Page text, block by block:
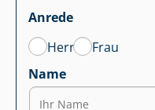
Anrede
Herr
Frau
Name